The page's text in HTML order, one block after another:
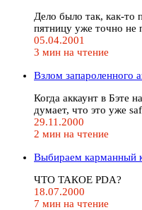
Дело было так, как-то
пятницу уже точно
05.04.2001
3 мин на чтение
Взлом запароленного
Когда аккаунт в Бэте
думает, что это уже
29.11.2000
2 мин на чтение
Выбираем карманный
ЧТО ТАКОЕ PDA?
18.07.2000
7 мин на чтение